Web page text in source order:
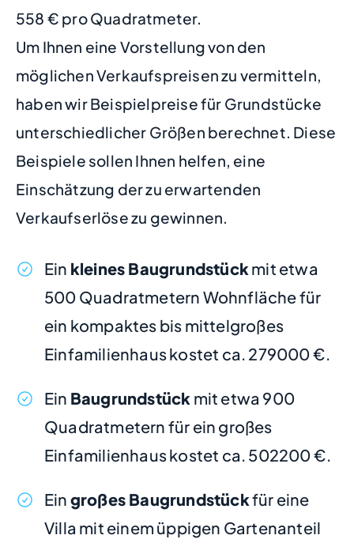
558 € pro Quadratmeter.
Um Ihnen eine Vorstellung von den
möglichen Verkaufspreisen zu vermitteln,
haben wir Beispielpreise für Grundstücke
unterschiedlicher Größen berechnet. Diese
Beispiele sollen Ihnen helfen, eine
Einschätzung der zu erwartenden
Verkaufserlöse zu gewinnen.
Ein kleines Baugrundstückmit etwa
500 Quadratmetern Wohnfläche für
ein kompaktes bis mittelgroßes
Einfamilienhaus kostet ca. 279000 €.
Ein Baugrundstück mit etwa 900
Quadratmetern für ein großes
Einfamilienhaus kostet ca. 502200 €.
Ein großes Baugrundstückfür eine
Villa mit einem üppigen Gartenanteil